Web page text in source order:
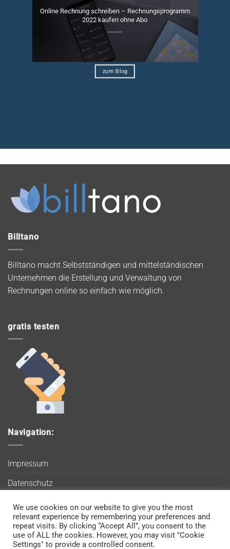
Online Rechnung schreiben – Rechnungsprogramm
2022 kaufen ohne Abo
zum Blog
Billtano
Billtano macht Selbstständigen und mittelständischen
Unternehmen die Erstellung und Verwaltung von
Rechnungen online so einfach wie möglich.
gratis testen
Navigation:
Impressum
Datenschutz
AGB
Blog
Kontakt
We use cookies on our website to give you the most
relevant experience by remembering your preferences and
repeat visits. By clicking “Accept All”, you consent to the
use of ALL the cookies. However, you may visit "Cookie
Settings" to provide a controlled consent.
Wir verwenden Cookies, um sicherzustellen, dass Sie auf
unserer Website die bestmögliche Erfahrung machen. Wenn
Sie diese Website weiterhin nutzen, gehen wir davon aus, dass